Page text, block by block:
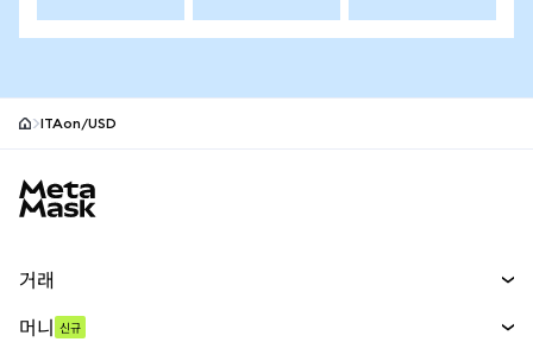
ITAon/USD
거래
머니 신규